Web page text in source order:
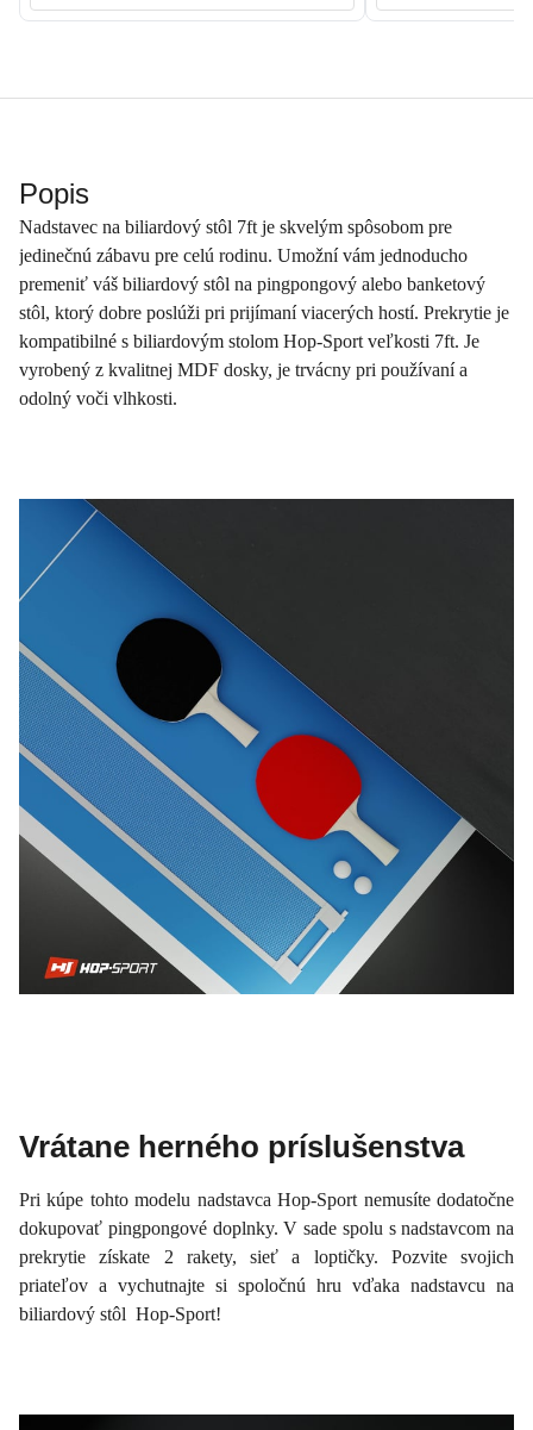
Popis
Nadstavec na biliardový stôl 7ft je skvelým spôsobom pre
jedinečnú zábavu pre celú rodinu. Umožní vám jednoducho
premeniť váš biliardový stôl na pingpongový alebo banketový
stôl, ktorý dobre poslúži pri prijímaní viacerých hostí. Prekrytie je
kompatibilné s biliardovým stolom Hop-Sport veľkosti 7ft. Je
vyrobený z kvalitnej MDF dosky, je trvácny pri používaní a
odolný voči vlhkosti.
Vrátane herného príslušenstva
Pri kúpe tohto modelu nadstavca Hop-Sport nemusíte dodatočne
dokupovať pingpongové doplnky. V sade spolu s nadstavcom na
prekrytie získate 2 rakety, sieť a loptičky. Pozvite svojich
priateľov a vychutnajte si spoločnú hru vďaka nadstavcu na
biliardový stôl Hop-Sport!